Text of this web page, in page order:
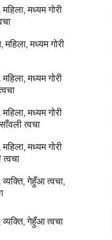
मध्यम गोरी
महिला, मध्यम गोरी
मध्यम गोरी
मध्यम गोरी
त्वचा
मध्यम गोरी
त्वचा
व्यक्ति, गेहुँआ त्वचा,
व्यक्ति, गेहुँआ त्वचा